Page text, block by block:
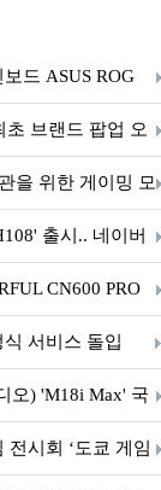
드 ASUS ROG
브랜드 팝업 오
을 위한 게이밍 모
출시.. 네이버
CN600 PRO
식 서비스 돌입
오) 'M18i Max' 국
시회 ‘도쿄 게임